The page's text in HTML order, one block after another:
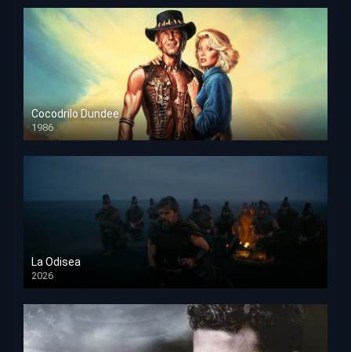
Cocodrilo Dundee
1986
HD 1080p
La Odisea
2026
TS Screener